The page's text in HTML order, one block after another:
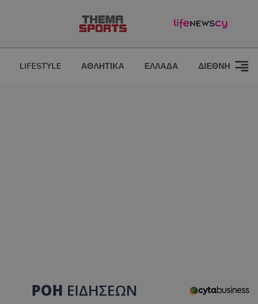
LIFESTYLE ΑΘΛΗΤΙΚΑ ΕΛΛΑΔΑ ΔΙΕΘΝΗ
ΡΟΗ ΕΙΔΗΣΕΩΝ